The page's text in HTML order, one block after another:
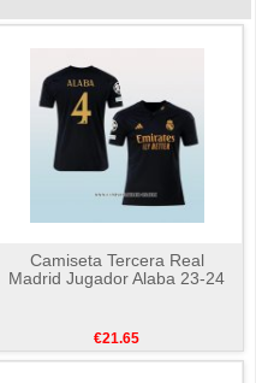
Camiseta Tercera Real
Madrid Jugador Alaba 23-24
€21.65